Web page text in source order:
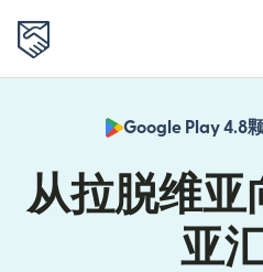
Google Play 4.8
从拉脱维亚
亚